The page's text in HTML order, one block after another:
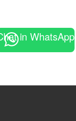
in WhatsApp